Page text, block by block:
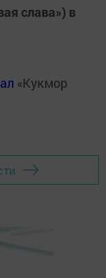
слава») в
«Кукмор